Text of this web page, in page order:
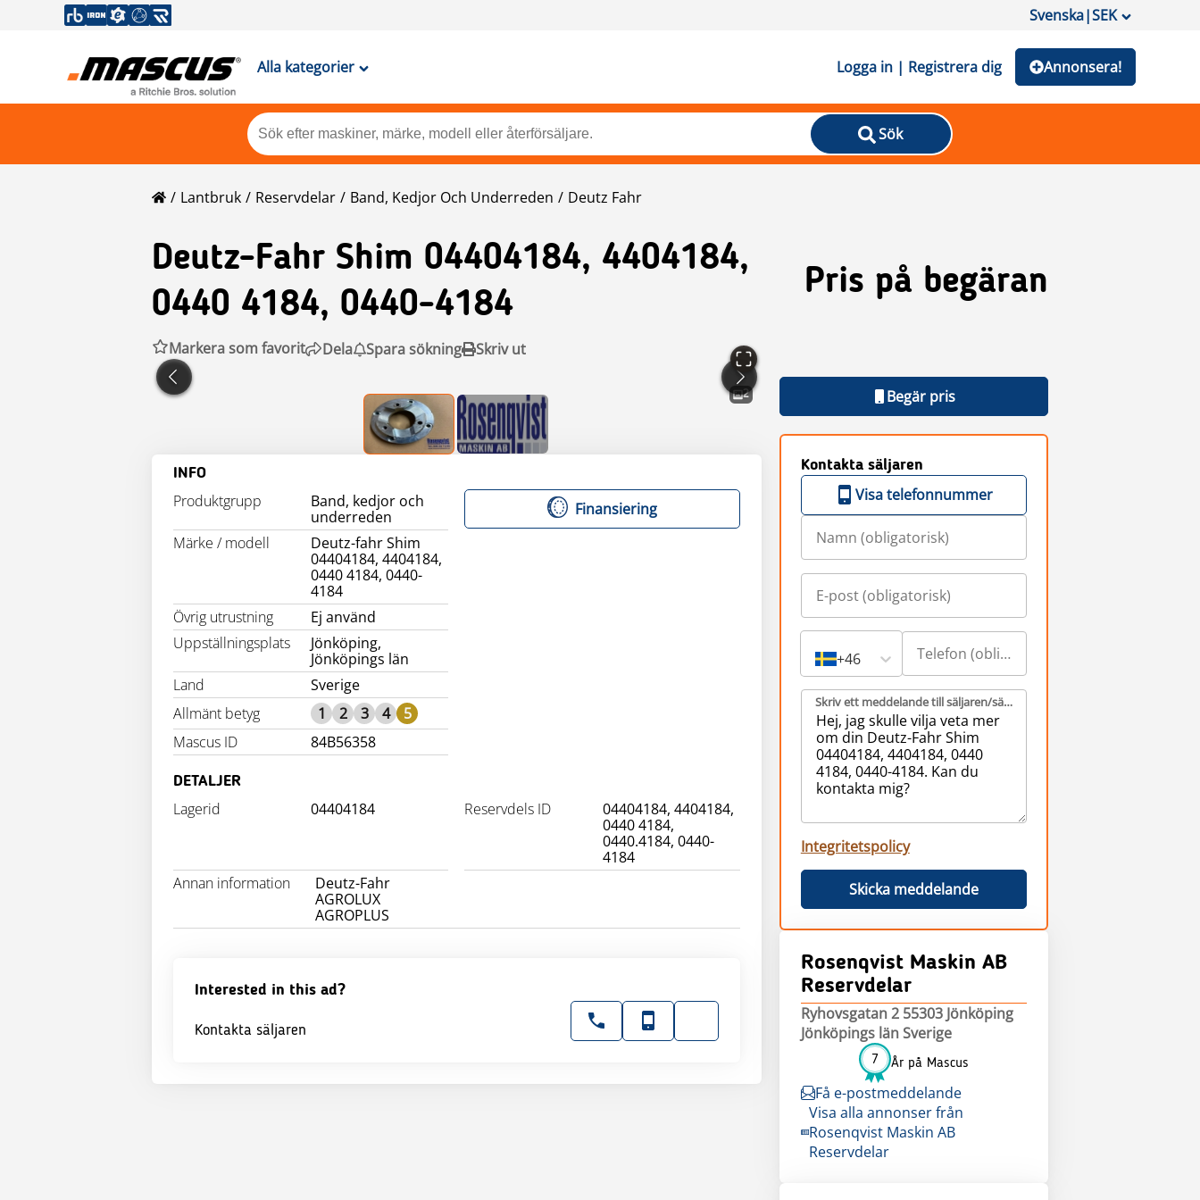
Svenska|SEK
Alla kategorier Logga in | Registrera dig Annonsera!
Sök
Lantbruk Reservdelar Band, Kedjor Och Underreden Deutz Fahr
Deutz-Fahr Shim 04404184, 4404184,
0440 4184, 0440-4184
Pris på begäran
Markera som favorit Dela Spara sökning Skriv ut
2
INFO
Produktgrupp
Band, kedjor och
underreden
Märke / modell
Deutz-fahr Shim
04404184, 4404184,
0440 4184, 0440-
4184
Övrig utrustning
Ej använd
Uppställningsplats
Jönköping,
Jönköpings län
Land
Sverige
Allmänt betyg
1 2 3 4
5
Mascus ID
84B56358
Finansiering
DETALJER
Lagerid 04404184 Reservdels ID
04404184, 4404184,
0440 4184,
0440.4184, 0440-
4184
Annan information
Deutz-Fahr
AGROLUX
AGROPLUS
Interested in this ad?
Kontakta säljaren
Begär pris
Kontakta säljaren
Visa telefonnummer
+46
Skriv ett meddelande till säljaren/säljarna (obligatorisk)
Integritetspolicy
Skicka meddelande
Rosenqvist Maskin AB
Reservdelar
Ryhovsgatan 2 55303 Jönköping
Jönköpings län Sverige
7 År på Mascus
Få e-postmeddelande
Visa alla annonser från
Rosenqvist Maskin AB
Reservdelar